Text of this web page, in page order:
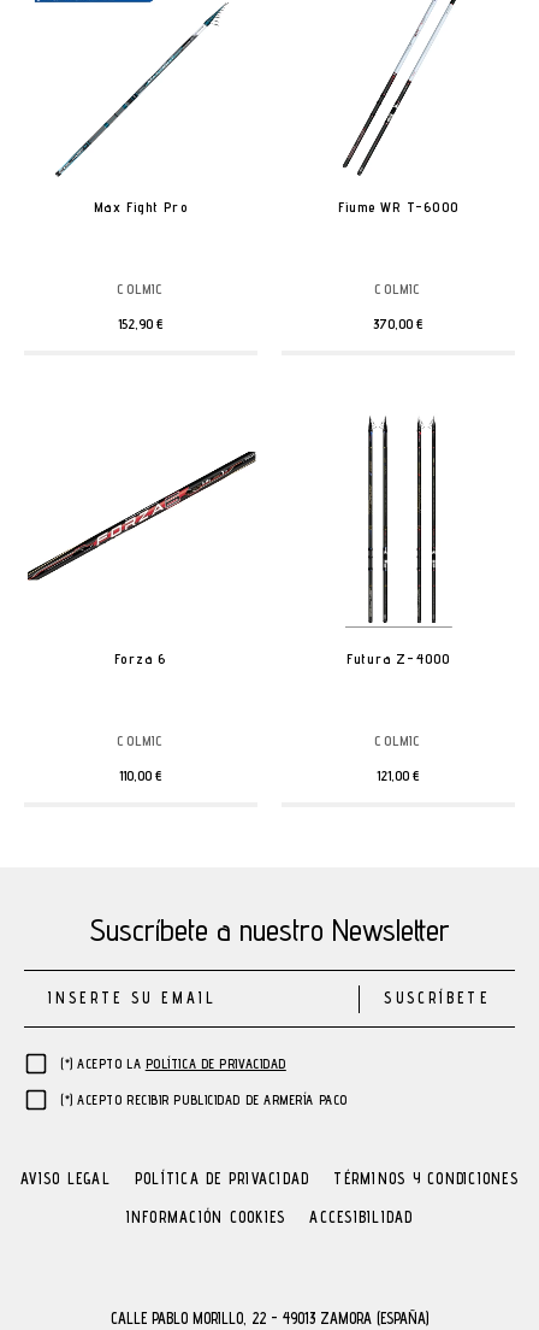
Max Fight Pro
COLMIC
152,90 €
Fiume WR T-6000
COLMIC
370,00 €
Forza 6
COLMIC
110,00 €
Futura Z-4000
COLMIC
121,00 €
Suscríbete a nuestro Newsletter
(*) ACEPTO LA POLÍTICA DE PRIVACIDAD
(*) ACEPTO RECIBIR PUBLICIDAD DE ARMERÍA PACO
SUSCRÍBETE
AVISO LEGAL POLÍTICA DE PRIVACIDAD TÉRMINOS Y CONDICIONES
INFORMACIÓN COOKIES ACCESIBILIDAD
CALLE PABLO MORILLO, 22 - 49013 ZAMORA (ESPAÑA)